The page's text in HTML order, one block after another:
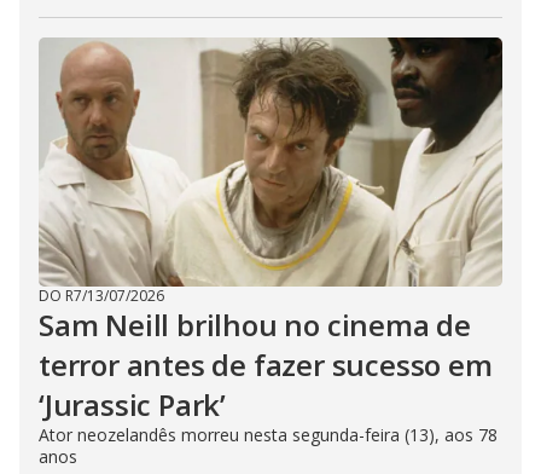
DO R7/13/07/2026
Sam Neill brilhou no cinema de
terror antes de fazer sucesso em
‘Jurassic Park’
Ator neozelandês morreu nesta segunda-feira (13), aos 78
anos